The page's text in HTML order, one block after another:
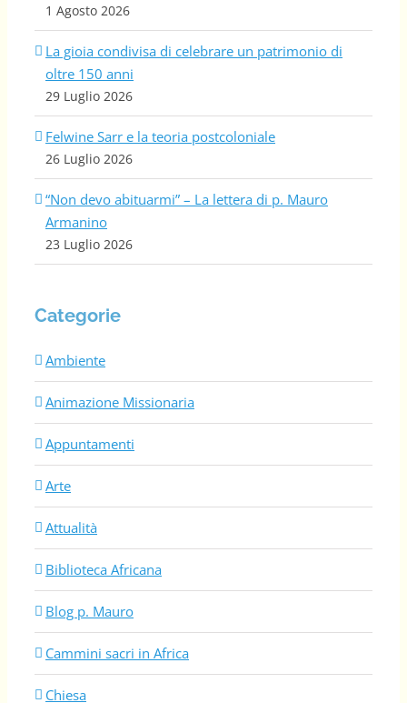
1 Agosto 2026
La gioia condivisa di celebrare un patrimonio di
oltre 150 anni
29 Luglio 2026
Felwine Sarr e la teoria postcoloniale
26 Luglio 2026
“Non devo abituarmi” – La lettera di p. Mauro
Armanino
23 Luglio 2026
Categorie
Ambiente
Animazione Missionaria
Appuntamenti
Arte
Attualità
Biblioteca Africana
Blog p. Mauro
Cammini sacri in Africa
Chiesa